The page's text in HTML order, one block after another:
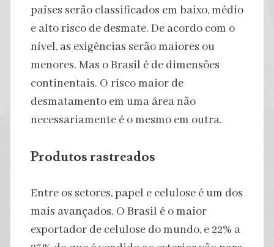
países serão classificados em baixo, médio
e alto risco de desmate. De acordo com o
nível, as exigências serão maiores ou
menores. Mas o Brasil é de dimensões
continentais. O risco maior de
desmatamento em uma área não
necessariamente é o mesmo em outra.
Produtos rastreados
Entre os setores, papel e celulose é um dos
mais avançados. O Brasil é o maior
exportador de celulose do mundo, e 22% a